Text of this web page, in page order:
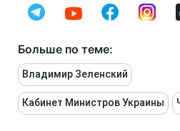
Больше по теме:
Владимир Зеленский
Кабинет Министров Украины